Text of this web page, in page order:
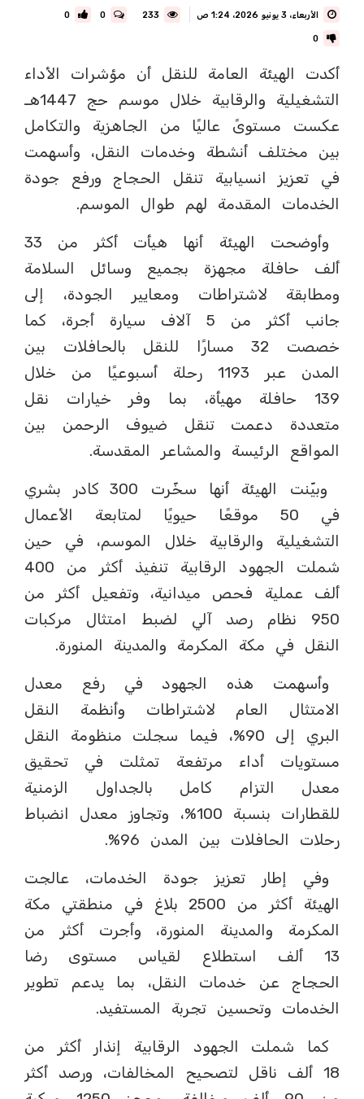
الأربعاء، 3 يونيو 2026، 1:24 ص 0
0
0
أكدت الهيئة العامة للنقل أن مؤشرات الأداء
التشغيلية والرقابية خلال موسم حج 1447هـ
عكست مستوىً عاليًا من الجاهزية والتكامل
بين مختلف أنشطة وخدمات النقل، وأسهمت
في تعزيز انسيابية تنقل الحجاج ورفع جودة
الخدمات المقدمة لهم طوال الموسم.
وأوضحت الهيئة أنها هيأت أكثر من 33
ألف حافلة مجهزة بجميع وسائل السلامة
ومطابقة لاشتراطات ومعايير الجودة، إلى
جانب أكثر من 5 آلاف سيارة أجرة، كما
خصصت 32 مسارًا للنقل بالحافلات بين
المدن عبر 1193 رحلة أسبوعيًا من خلال
139 حافلة مهيأة، بما وفر خيارات نقل
متعددة دعمت تنقل ضيوف الرحمن بين
المواقع الرئيسة والمشاعر المقدسة.
وبيّنت الهيئة أنها سخّرت 300 كادر بشري
في 50 موقعًا حيويًا لمتابعة الأعمال
التشغيلية والرقابية خلال الموسم، في حين
شملت الجهود الرقابية تنفيذ أكثر من 400
ألف عملية فحص ميدانية، وتفعيل أكثر من
950 نظام رصد آلي لضبط امتثال مركبات
النقل في مكة المكرمة والمدينة المنورة.
وأسهمت هذه الجهود في رفع معدل
الامتثال العام لاشتراطات وأنظمة النقل
البري إلى 90%، فيما سجلت منظومة النقل
مستويات أداء مرتفعة تمثلت في تحقيق
معدل التزام كامل بالجداول الزمنية
للقطارات بنسبة 100%، وتجاوز معدل انضباط
رحلات الحافلات بين المدن 96%.
وفي إطار تعزيز جودة الخدمات، عالجت
الهيئة أكثر من 2500 بلاغ في منطقتي مكة
المكرمة والمدينة المنورة، وأجرت أكثر من
13 ألف استطلاع لقياس مستوى رضا
الحجاج عن خدمات النقل، بما يدعم تطوير
الخدمات وتحسين تجربة المستفيد.
كما شملت الجهود الرقابية إنذار أكثر من
18 ألف ناقل لتصحيح المخالفات، ورصد أكثر